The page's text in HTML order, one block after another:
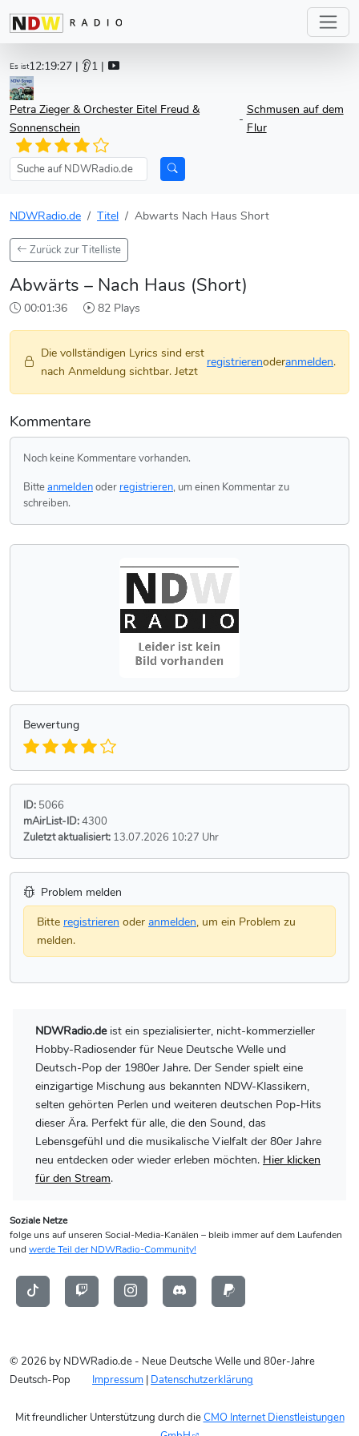
Es ist12:19:27 | 👂1 |
Petra Zieger & Orchester Eitel Freud &
Sonnenschein
-
Schmusen auf dem
Flur
NDWRadio.de Titel Abwarts Nach Haus Short
Zurück zur Titelliste
Abwärts – Nach Haus (Short)
00:01:36 82 Plays
Die vollständigen Lyrics sind erst
nach Anmeldung sichtbar. Jetzt
registrierenoderanmelden.
Kommentare
Noch keine Kommentare vorhanden.
Bitteanmeldenoder registrieren, um einen Kommentar zu
schreiben.
Bewertung
ID: 5066
mAirList-ID:4300
Zuletzt aktualisiert: 13.07.2026 10:27 Uhr
Problem melden
Bitte registrieren oder anmelden, um ein Problem zu
melden.
NDWRadio.deist ein spezialisierter, nicht-kommerzieller
Hobby-Radiosender für Neue Deutsche Welle und
Deutsch-Pop der 1980er Jahre. Der Sender spielt eine
einzigartige Mischung aus bekannten NDW-Klassikern,
selten gehörten Perlen und weiteren deutschen Pop-Hits
dieser Ära. Perfekt für alle, die den Sound, das
Lebensgefühl und die musikalische Vielfalt der 80er Jahre
neu entdecken oder wieder erleben möchten. Hier klicken
für den Stream.
Soziale Netze
folge uns auf unseren Social-Media-Kanälen – bleib immer auf dem Laufenden
und werde Teil der NDWRadio-Community!
© 2026 by NDWRadio.de - Neue Deutsche Welle und 80er-Jahre
Deutsch-Pop
Impressum | Datenschutzerklärung
Mit freundlicher Unterstützung durch dieCMO Internet Dienstleistungen